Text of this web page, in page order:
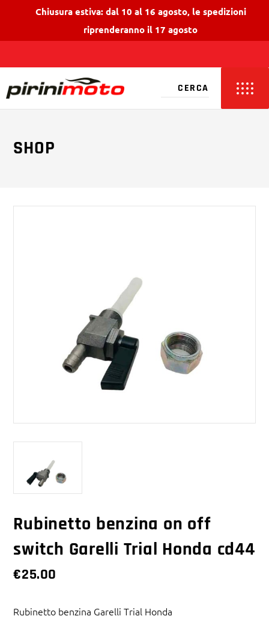
Chiusura estiva: dal 10 al 16 agosto, le spedizioni
riprenderanno il 17 agosto
SHOP
Rubinetto benzina on off
switch Garelli Trial Honda cd44
€25.00
Rubinetto benzina Garelli Trial Honda